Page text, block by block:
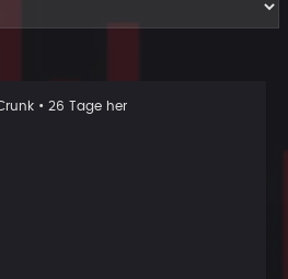
• 26 Tage her